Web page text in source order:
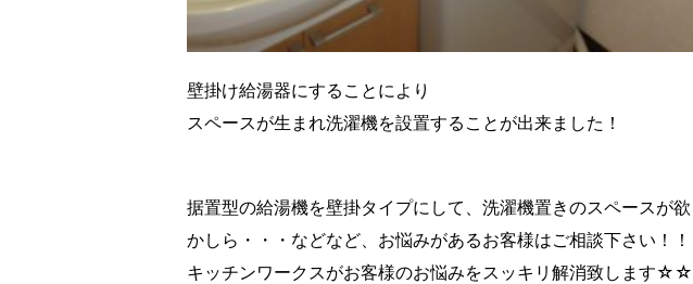
壁掛け給湯器にすることにより
スペースが生まれ洗濯機を設置することが出来ました！
据置型の給湯機を壁掛タイプにして、洗濯機置きのスペースが
かしら・・・などなど、お悩みがあるお客様はご相談下さい！！
キッチンワークスがお客様のお悩みをスッキリ解消致します